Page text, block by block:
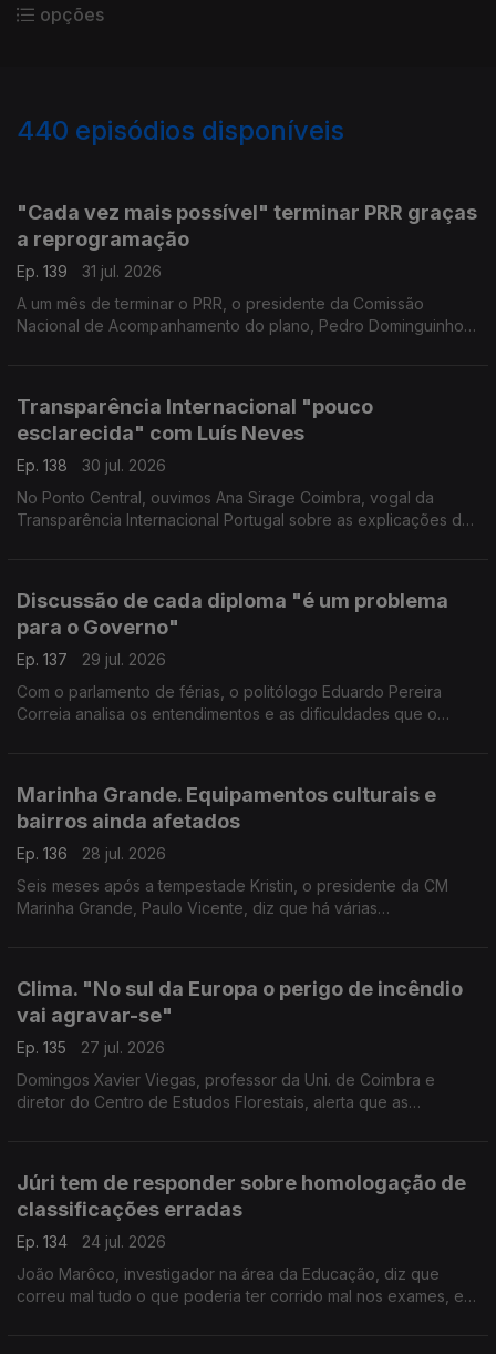
opções
440 episódios disponíveis
"Cada vez mais possível" terminar PRR graças
a reprogramação
Ep. 139
31 jul. 2026
A um mês de terminar o PRR, o presidente da Comissão
Nacional de Acompanhamento do plano, Pedro Dominguinhos,
Transparência Internacional "pouco
esclarecida" com Luís Neves
Ep. 138
30 jul. 2026
No Ponto Central, ouvimos Ana Sirage Coimbra, vogal da
Transparência Internacional Portugal sobre as explicações do
Discussão de cada diploma "é um problema
para o Governo"
Ep. 137
29 jul. 2026
Com o parlamento de férias, o politólogo Eduardo Pereira
Correia analisa os entendimentos e as dificuldades que o
Marinha Grande. Equipamentos culturais e
bairros ainda afetados
Ep. 136
28 jul. 2026
Seis meses após a tempestade Kristin, o presidente da CM
Marinha Grande, Paulo Vicente, diz que há várias
Clima. "No sul da Europa o perigo de incêndio
vai agravar-se"
Ep. 135
27 jul. 2026
Domingos Xavier Viegas, professor da Uni. de Coimbra e
diretor do Centro de Estudos Florestais, alerta que as
Júri tem de responder sobre homologação de
classificações erradas
Ep. 134
24 jul. 2026
João Marôco, investigador na área da Educação, diz que
correu mal tudo o que poderia ter corrido mal nos exames, e